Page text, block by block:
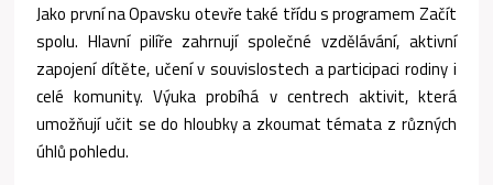
Jako první na Opavsku otevře také třídu s programem Začít
spolu. Hlavní pilíře zahrnují společné vzdělávání, aktivní
zapojení dítěte, učení v souvislostech a participaci rodiny i
celé komunity. Výuka probíhá v centrech aktivit, která
umožňují učit se do hloubky a zkoumat témata z různých
úhlů pohledu.